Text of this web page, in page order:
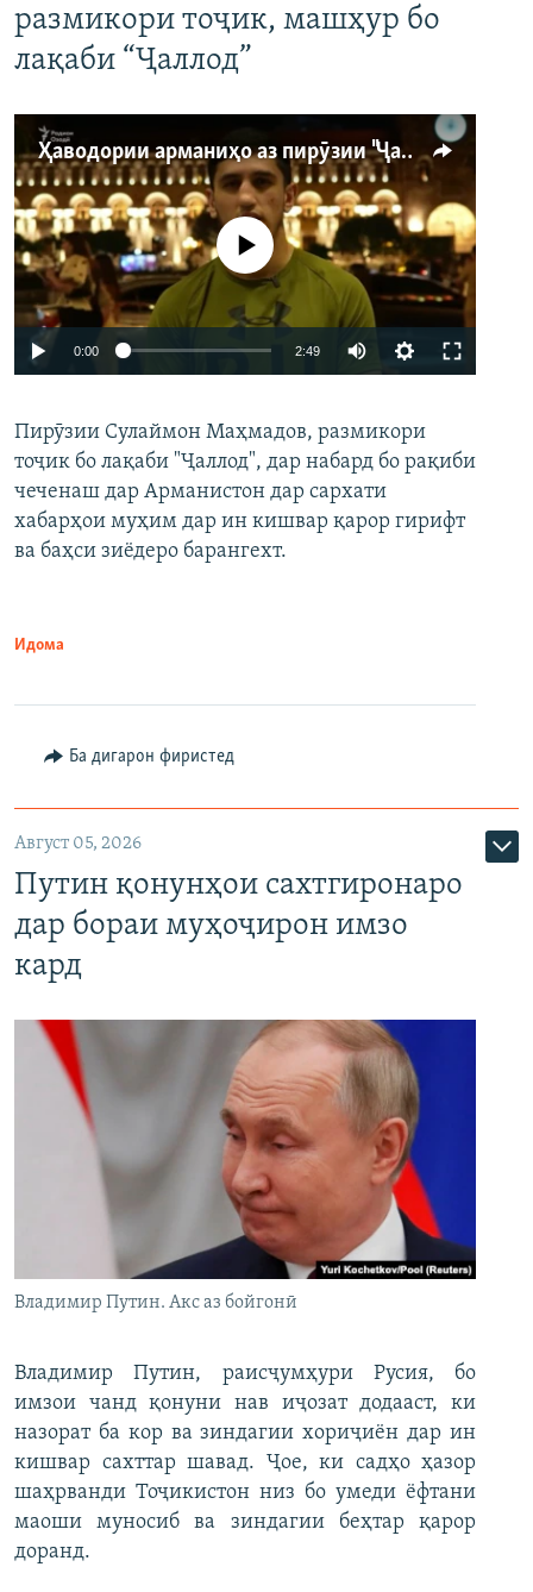
размикори тоҷик, машҳур бо
лақаби “Ҷаллод”
Ҳаводории арманиҳо аз пирӯзии "Ҷаллод"-и тоҷик
Auto 240p 360p 480p
720p 1080p
Феълан кор намекунад
0:00 2:49
360p
480p
Пирӯзии Сулаймон Маҳмадов, размикори
тоҷик бо лақаби "Ҷаллод", дар набард бо рақиби
чеченаш дар Арманистон дар сархати
хабарҳои муҳим дар ин кишвар қарор гирифт
ва баҳси зиёдеро барангехт.
Идома
Ба дигарон фиристед
Август 05, 2026
Путин қонунҳои сахтгиронаро
дар бораи муҳоҷирон имзо
кард
Владимир Путин. Акс аз бойгонӣ
Владимир Путин, раисҷумҳури Русия, бо
имзои чанд қонуни нав иҷозат додааст, ки
назорат ба кор ва зиндагии хориҷиён дар ин
кишвар сахттар шавад. Ҷое, ки садҳо ҳазор
шаҳрванди Тоҷикистон низ бо умеди ёфтани
маоши муносиб ва зиндагии беҳтар қарор
доранд.